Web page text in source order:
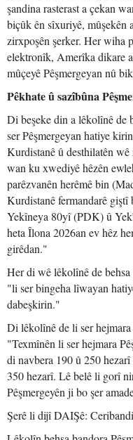
şandina rasterast a çekan
biçûk ên sîxuriyê, mûşekên
zirxpoşên şerker. Her wiha
elektronîk, Amerîka dikare
mûçeyê Pêşmergeyan nû
Pêkhate û sazîbûna
Di beşeke din a lêkolînê de
ser Pêşmergeyan hatiye
Kurdistanê û desthilatên
wan ku xwediyê hêzên
parêzvanên herêmê bin
Kurdistanê fermandarê
Yekîneya 80yî (PDK) û
heta Îlona 2026an ev hêz
girêdan."
Her di wê lêkolînê de
"li ser bingeha lîwayan
dabeşkirin."
Di lêkolînê de li ser
"Texmînên li ser hejmara
di navbera 190 û 250
350 hezarî. Lê belê li gorî
Pêşmergeyên ji bo şer
Şerê li dijî DAIŞê: